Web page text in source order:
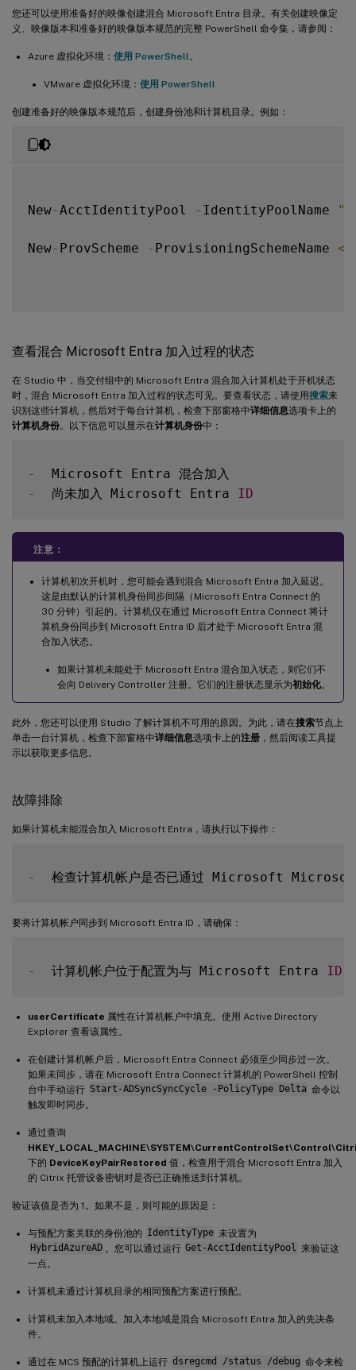
您还可以使用准备好的映像创建混合 Microsoft Entra 目录。有关创建映像定
义、映像版本和准备好的映像版本规范的完整 PowerShell 命令集，请参阅：
Azure 虚拟化环境： 使用 PowerShell 。
VMware 虚拟化环境： 使用 PowerShell
创建准备好的映像版本规范后，创建身份池和计算机目录。例如：
New-AcctIdentityPool - IdentityPoolName
New- ProvScheme - ProvisioningSchemeName <
查看混合 Microsoft Entra 加入过程的状态
在 Studio 中，当交付组中的 Microsoft Entra 混合加入计算机处于开机状态
时，混合 Microsoft Entra 加入过程的状态可见。要查看状态，请使用搜索来
识别这些计算机，然后对于每台计算机，检查下部窗格中详细信息选项卡上的
计算机身份。以下信息可以显示在计算机身份中：
-
-
  尚未加入 Microsoft Entra
ID
注意：
计算机初次开机时，您可能会遇到混合 Microsoft Entra 加入延迟。
这是由默认的计算机身份同步间隔（Microsoft Entra Connect 的
30 分钟）引起的。计算机仅在通过 Microsoft Entra Connect 将计
算机身份同步到 Microsoft Entra ID 后才处于 Microsoft Entra 混
合加入状态。
如果计算机未能处于 Microsoft Entra 混合加入状态，则它们不
会向 Delivery Controller 注册。它们的注册状态显示为初始化。
此外，您还可以使用 Studio 了解计算机不可用的原因。为此，请在搜索节点上
单击一台计算机，检查下部窗格中详细信息选项卡上的注册 ，然后阅读工具提
示以获取更多信息。
故障排除
如果计算机未能混合加入 Microsoft Entra，请执行以下操作：
-
检查计算机帐户是否已通过 Microsoft
要将计算机帐户同步到 Microsoft Entra ID，请确保：
-
  计算机帐户位于配置为与 Microsoft Entra
ID
userCertificate 属性在计算机帐户中填充。使用 Active Directory
Explorer 查看该属性。
在创建计算机帐户后，Microsoft Entra Connect 必须至少同步过一次。
如果未同步，请在 Microsoft Entra Connect 计算机的 PowerShell 控制
台中手动运行 Start-ADSyncSyncCycle -PolicyType Delta 命令以
触发即时同步。
通过查询
下的 DeviceKeyPairRestored 值，检查用于混合 Microsoft Entra 加入
的 Citrix 托管设备密钥对是否已正确推送到计算机。
验证该值是否为 1。如果不是，则可能的原因是：
与预配方案关联的身份池的 IdentityType 未设置为
HybridAzureAD 。您可以通过运行 Get-AcctIdentityPool 来验证这
一点。
计算机未通过计算机目录的相同预配方案进行预配。
计算机未加入本地域。加入本地域是混合 Microsoft Entra 加入的先决条
件。
通过在 MCS 预配的计算机上运行 dsregcmd /status /debug 命令来检